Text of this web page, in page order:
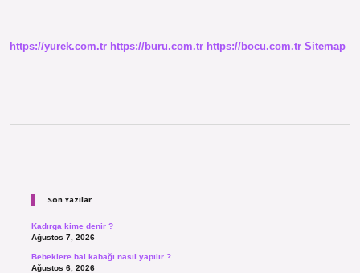
https://yurek.com.tr https://buru.com.tr https://bocu.com.tr Sitemap
Son Yazılar
Kadırga kime denir ?
Ağustos 7, 2026
Bebeklere bal kabağı nasıl yapılır ?
Ağustos 6, 2026